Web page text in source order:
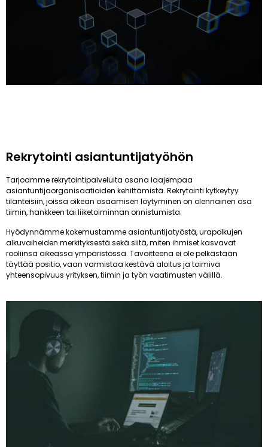
Rekrytointi asiantuntijatyöhön
Tarjoamme rekrytointipalveluita osana laajempaa
asiantuntijaorganisaatioiden kehittämistä. Rekrytointi kytkeytyy
tilanteisiin, joissa oikean osaamisen löytyminen on olennainen osa
tiimin, hankkeen tai liiketoiminnan onnistumista.
Hyödynnämme kokemustamme asiantuntijatyöstä, urapolkujen
alkuvaiheiden merkityksestä sekä siitä, miten ihmiset kasvavat
rooliinsa oikeassa ympäristössä. Tavoitteena ei ole pelkästään
täyttää positio, vaan varmistaa kestävä aloitus ja toimiva
yhteensopivuus yrityksen, tiimin ja työn vaatimusten välillä.